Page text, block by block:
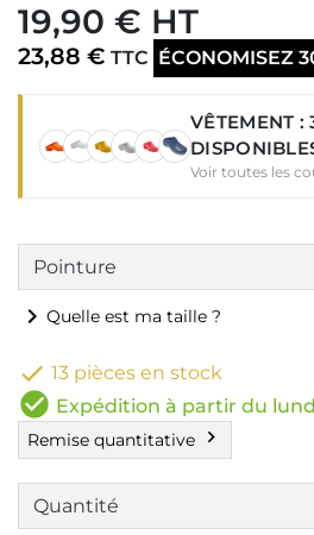
19,90 € HT
23,88 € TTC ÉCONOMISEZ
VÊTEMENT :
Voir toutes les
chevron_right Quelle est ma taille ?
 13 pièces en stock
check_circle Expédition à partir du
Remise quantitative chevron_right